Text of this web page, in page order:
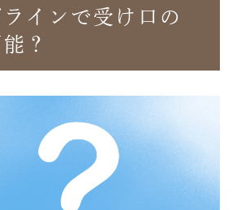
インで受け口の
？